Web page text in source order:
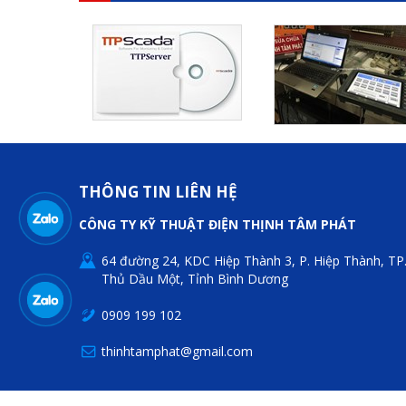
THÔNG TIN LIÊN HỆ
CÔNG TY KỸ THUẬT ĐIỆN THỊNH TÂM PHÁT
64 đường 24, KDC Hiệp Thành 3, P. Hiệp Thành, TP.
Thủ Dầu Một, Tỉnh Bình Dương
0909 199 102
thinhtamphat@gmail.com